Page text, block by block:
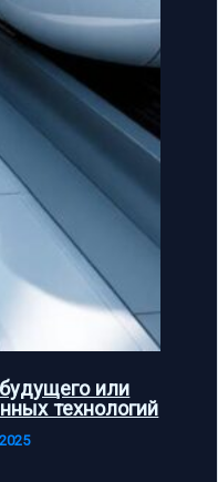
или
технологий